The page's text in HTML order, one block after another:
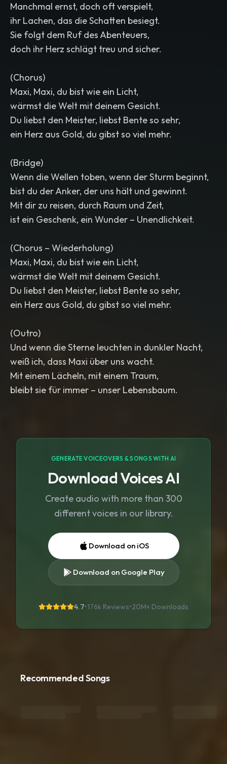
Manchmal ernst, doch oft verspielt,
ihr Lachen, das die Schatten besiegt.
Sie folgt dem Ruf des Abenteuers,
doch ihr Herz schlägt treu und sicher.
(Chorus)
Maxi, Maxi, du bist wie ein Licht,
wärmst die Welt mit deinem Gesicht.
Du liebst den Meister, liebst Bente so sehr,
ein Herz aus Gold, du gibst so viel mehr.
(Bridge)
Wenn die Wellen toben, wenn der Sturm beginnt,
bist du der Anker, der uns hält und gewinnt.
Mit dir zu reisen, durch Raum und Zeit,
ist ein Geschenk, ein Wunder – Unendlichkeit.
(Chorus – Wiederholung)
Maxi, Maxi, du bist wie ein Licht,
wärmst die Welt mit deinem Gesicht.
Du liebst den Meister, liebst Bente so sehr,
ein Herz aus Gold, du gibst so viel mehr.
(Outro)
Und wenn die Sterne leuchten in dunkler Nacht,
weiß ich, dass Maxi über uns wacht.
Mit einem Lächeln, mit einem Traum,
GENERATE VOICEOVERS & SONGS WITH AI
Download Voices AI
Create audio with more than 300
different voices in our library.
Download on iOS
Download on Google Play
4.7•176k Reviews•20M+ Downloads
Recommended Songs